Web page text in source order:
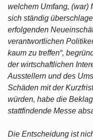
welchem Umfang, (war)
sich ständig
erfolgenden
verantwortlichen
kaum zu treffen“,
der wirtschaftlichen
Ausstellern und des
Schäden mit der
würden, habe die
stattfindende Messe
Die Entscheidung ist